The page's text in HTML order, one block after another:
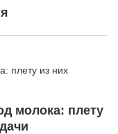
молока: плету